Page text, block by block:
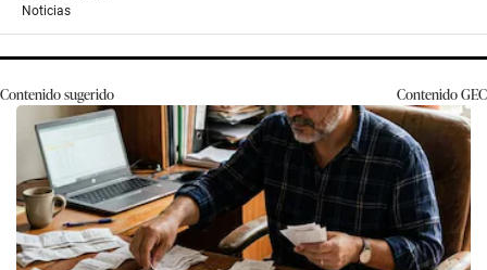
Noticias
Contenido sugerido ContenidoGEC